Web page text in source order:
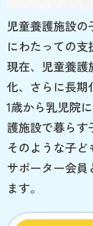
児童養護施設の
にわたっての支
現在、児童養
化、さらに長期
1歳から乳児院
護施設で暮らす
そのような子ど
サポーター会員
ます。